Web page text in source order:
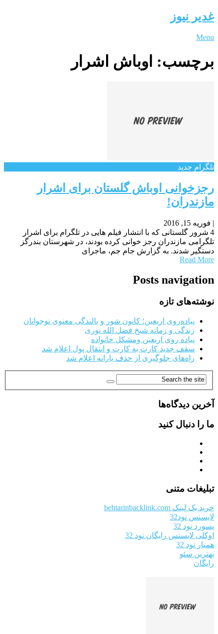
غدیر نیوز
Menu
برچسب: اوباش اشرار
تلگرام جدید
رجزخوانی اوباش گلستان برای اشرار
مازندران!
| فوریه 15, 2016
4 شرور گلستانی که با انتشار فیلم هایی در تلگرام برای اشرار
تلگرامی مازندران رجز خوانی کرده بودند، در شهرستان بندرگز
دستگیر شدند. به گزارش جام جم، ماجرای
Read More
Posts navigation
نوشته‌های تازه
پیاده‌روی اربعین؛ کانون شور و بالندگی معنوی نوجوانان
زندگی و زمانه شیخ فضل الله نوری
پیاده روی اربعین ومشکل خانواده
سقف جدید کارت به کارت و انتقال پول اعلام شد
راه‌های جلوگیری از حذف یارانه اعلام شد
آخرین دیدگاه‌ها
ما را دنبال کنید
تبلیغات متنی
خرید بک لینک behtarinbacklink.com
لایسنس نود32
پسورد نود 32
اوکلی لایسنس رایگان نود 32
همیار نود 32
بهترین سئو
رایگان